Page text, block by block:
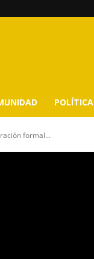
POLÍTICA
formal...